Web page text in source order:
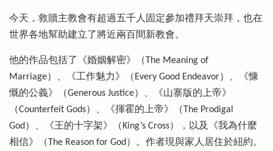
今天，救贖主教會有超過五千人固定參加禮拜天崇拜，也在
世界各地幫助建立了將近兩百間新教會。
他的作品包括了《婚姻解密》（The Meaning of
Marriage）、《工作魅力》（Every Good Endeavor）、《慷
慨的公義》（Generous Justice）、《山寨版的上帝》
（Counterfeit Gods）、《揮霍的上帝》（The Prodigal
God）、《王的十字架》（King’s Cross），以及《我為什麼
相信》（The Reason for God）。作者現與家人居住於紐約。